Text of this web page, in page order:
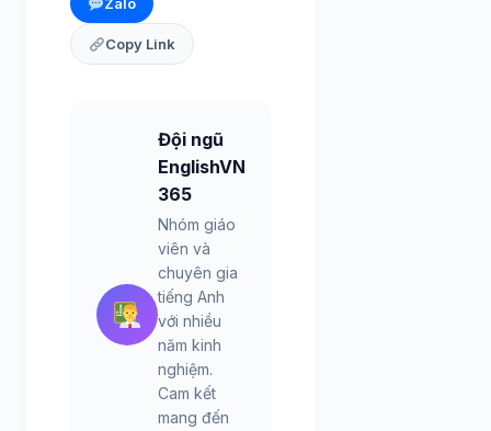
Copy Link
Đội ngũ
EnglishVN
365
Nhóm giáo
viên và
chuyên gia
tiếng Anh
với nhiều
năm kinh
nghiệm.
Cam kết
mang đến